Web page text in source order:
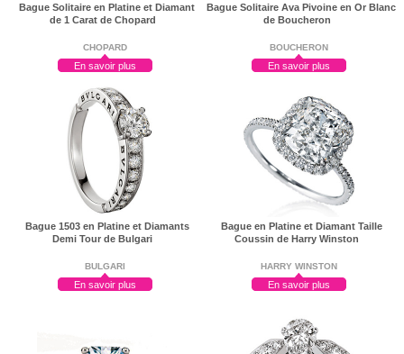
Bague Solitaire en Platine et Diamant
de 1 Carat de Chopard
CHOPARD
En savoir plus
Bague Solitaire Ava Pivoine en Or Blanc
de Boucheron
BOUCHERON
En savoir plus
Bague 1503 en Platine et Diamants
Demi Tour de Bulgari
BULGARI
En savoir plus
Bague en Platine et Diamant Taille
Coussin de Harry Winston
HARRY WINSTON
En savoir plus